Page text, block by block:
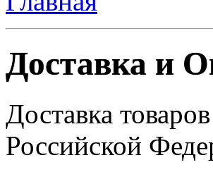
Доставка и
Доставка
Российской